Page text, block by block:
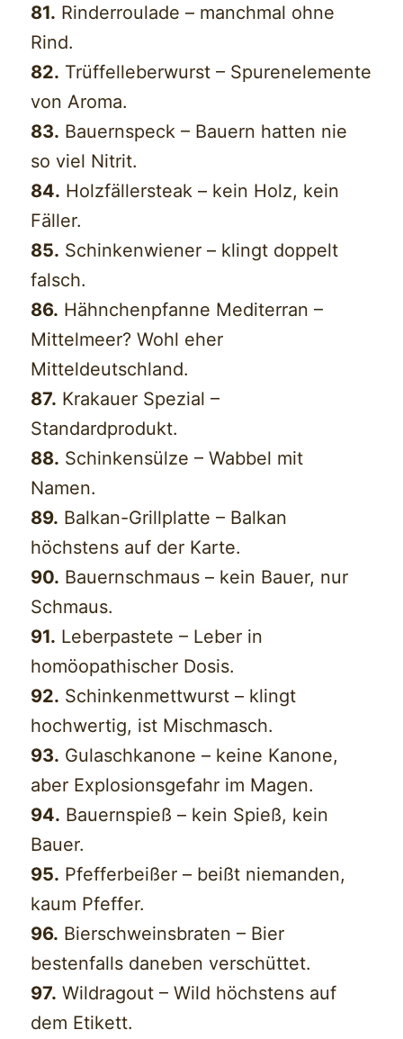
81. Rinderroulade – manchmal ohne
Rind.
82. Trüffelleberwurst – Spurenelemente
von Aroma.
83. Bauernspeck – Bauern hatten nie
so viel Nitrit.
84. Holzfällersteak – kein Holz, kein
Fäller.
85. Schinkenwiener – klingt doppelt
falsch.
86. Hähnchenpfanne Mediterran –
Mittelmeer? Wohl eher
Mitteldeutschland.
87. Krakauer Spezial –
Standardprodukt.
88. Schinkensülze – Wabbel mit
Namen.
89. Balkan-Grillplatte – Balkan
höchstens auf der Karte.
90. Bauernschmaus – kein Bauer, nur
Schmaus.
91. Leberpastete – Leber in
homöopathischer Dosis.
92. Schinkenmettwurst – klingt
hochwertig, ist Mischmasch.
93. Gulaschkanone – keine Kanone,
aber Explosionsgefahr im Magen.
94. Bauernspieß – kein Spieß, kein
Bauer.
95. Pfefferbeißer – beißt niemanden,
kaum Pfeffer.
96. Bierschweinsbraten – Bier
bestenfalls daneben verschüttet.
97. Wildragout – Wild höchstens auf
dem Etikett.